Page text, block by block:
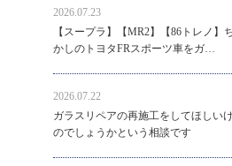
2026.07.23
【スープラ】【MR2】【86トレノ】
かしのトヨタFRスポーツ車をガ…
2026.07.22
ガラスリペアの再施工をしてほしい
のでしょうかという相談です